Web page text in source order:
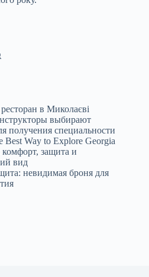
в Миколаєві
выбирают
получения специальности
Best Way to Explore Georgia
комфорт, защита и
вид
невидимая броня для